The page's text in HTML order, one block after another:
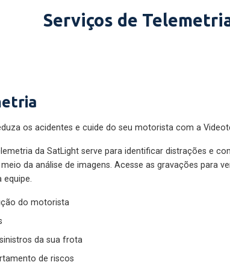
Serviços de
os acidentes e cuide do seu motorista com a
da SatLight serve para identificar distrações e
da análise de imagens. Acesse as gravações para
do motorista
da sua frota
de riscos